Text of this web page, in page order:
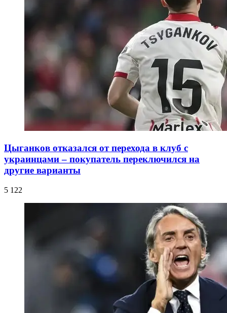
Цыганков отказался от перехода в клуб с
украинцами – покупатель переключился на
другие варианты
5 122